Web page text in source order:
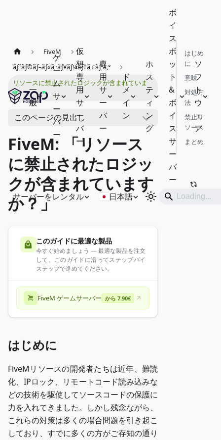
一
般
ゲ
ー
ム
サ
ー
バ
ー
仮
想
専
用
サ
ー
バ
ー
専
用
サ
ー
バ
ー
ド
メ
イ
ン
ホ
ス
テ
ィ
ン
グ
ボ
イ
ス
ボ
ッ
ト
&
ボ
イ
ス
サ
ー
バ
ー
ソ
フ
ト
ウ
ェ
ア
サーバーをレンタル 日本語
FiveM
ãƒˆãƒ©ãƒ–ãƒ«ã‚·ãƒ¥ãƒ¼ãƒ†ã‚£ãƒ³ã‚°
リソースに禁止されたロジックが含まれていま
す
このページの見出し
FiveM: 「リソース
に禁止されたロジッ
クが含まれています
か？」
このガイドに最適な製品
今すぐ始めましょう — 最適な製品を注文
して、このガイドに沿ってステップバイ
ステップで進めてください。
FiveM ゲームサーバー から 7.90€
はじめに
FiveMリソースの開発者たちは近年、難読
化、IPロック、リモートコード読み込みな
どの技術を駆使してソースコードの保護に
力を入れてきました。しかし残念ながら、
これらの対策は多くの場合問題を引き起こ
しており、すでに多くの方がご存知の通り
はじめ
に
意味
対処方
法
禁止リ
ソース
まとめ